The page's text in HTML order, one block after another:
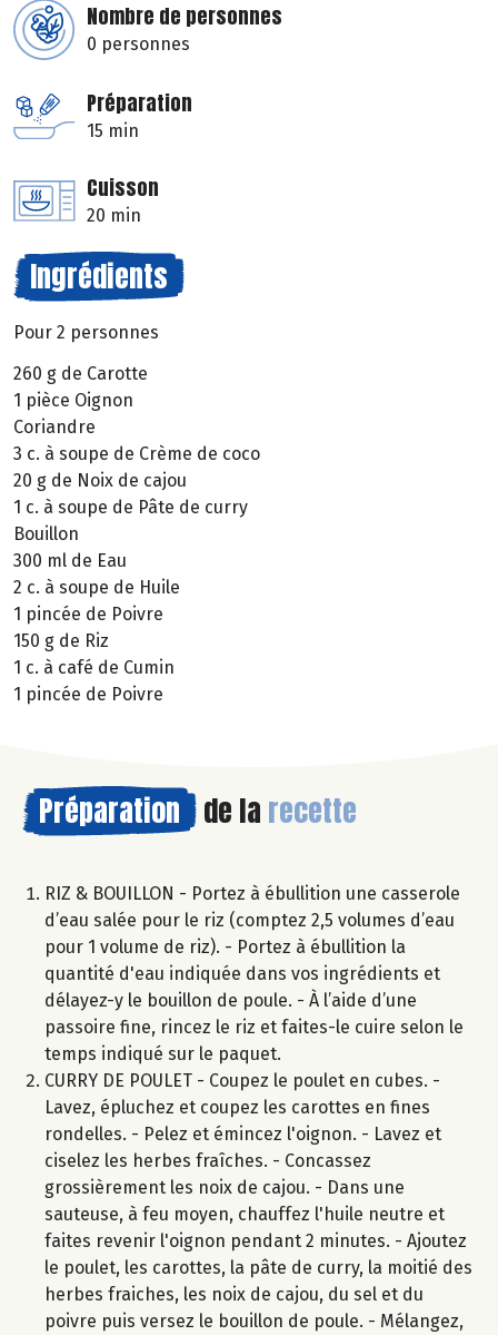
Nombre de personnes
0 personnes
Préparation
15 min
Cuisson
20 min
Ingrédients
Pour 2 personnes
260 g de Carotte
1 pièce Oignon
Coriandre
3 c. à soupe de Crème de coco
20 g de Noix de cajou
1 c. à soupe de Pâte de curry
Bouillon
300 ml de Eau
2 c. à soupe de Huile
1 pincée de Poivre
150 g de Riz
1 c. à café de Cumin
1 pincée de Poivre
Préparation de la recette
RIZ & BOUILLON - Portez à ébullition une casserole
d’eau salée pour le riz (comptez 2,5 volumes d’eau
pour 1 volume de riz). - Portez à ébullition la
quantité d'eau indiquée dans vos ingrédients et
délayez-y le bouillon de poule. - À l’aide d’une
passoire fine, rincez le riz et faites-le cuire selon le
temps indiqué sur le paquet.
CURRY DE POULET - Coupez le poulet en cubes. -
Lavez, épluchez et coupez les carottes en fines
rondelles. - Pelez et émincez l'oignon. - Lavez et
ciselez les herbes fraîches. - Concassez
grossièrement les noix de cajou. - Dans une
sauteuse, à feu moyen, chauffez l'huile neutre et
faites revenir l'oignon pendant 2 minutes. - Ajoutez
le poulet, les carottes, la pâte de curry, la moitié des
herbes fraiches, les noix de cajou, du sel et du
poivre puis versez le bouillon de poule. - Mélangez,